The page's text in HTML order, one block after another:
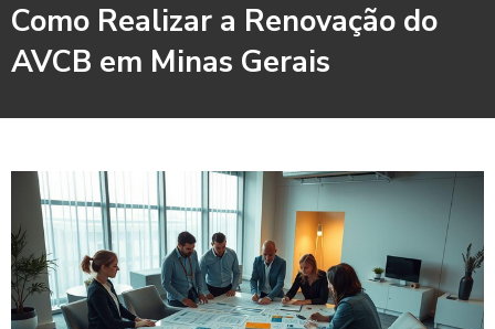
Como Realizar a Renovação do
AVCB em Minas Gerais